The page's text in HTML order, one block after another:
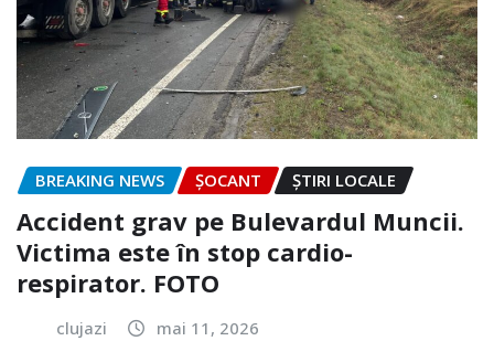
BREAKING NEWS ȘOCANT ȘTIRI LOCALE
Accident grav pe Bulevardul Muncii.
Victima este în stop cardio-
respirator. FOTO
clujazi mai 11, 2026